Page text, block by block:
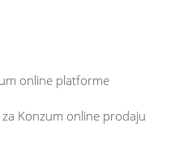
online platforme
Konzum online prodaju